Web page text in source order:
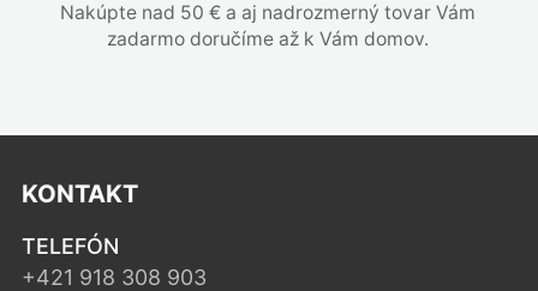
Nakúpte nad 50 € a aj nadrozmerný tovar Vám
zadarmo doručíme až k Vám domov.
KONTAKT
TELEFÓN
+421 918 308 903